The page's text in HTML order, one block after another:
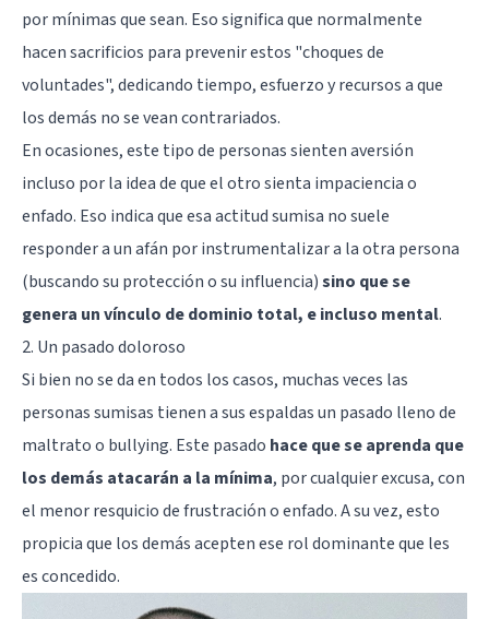
por mínimas que sean. Eso significa que normalmente
hacen sacrificios para prevenir estos "choques de
voluntades", dedicando tiempo, esfuerzo y recursos a que
los demás no se vean contrariados.
En ocasiones, este tipo de personas sienten aversión
incluso por la idea de que el otro sienta impaciencia o
enfado. Eso indica que esa actitud sumisa no suele
responder a un afán por instrumentalizar a la otra persona
(buscando su protección o su influencia)sino que se
genera un vínculo de dominio total, e incluso mental.
2. Un pasado doloroso
Si bien no se da en todos los casos, muchas veces las
personas sumisas tienen a sus espaldas un pasado lleno de
maltrato o bullying. Este pasado hace que se aprenda que
los demás atacarán a la mínima, por cualquier excusa, con
el menor resquicio de frustración o enfado. A su vez, esto
propicia que los demás acepten ese rol dominante que les
es concedido.